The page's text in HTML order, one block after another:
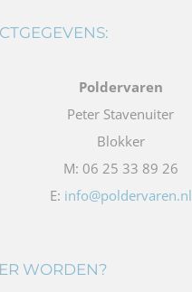
Poldervaren
Peter Stavenuiter
Blokker
M: 06 25 33 89 26
E: info@poldervaren.nl
WORDEN?